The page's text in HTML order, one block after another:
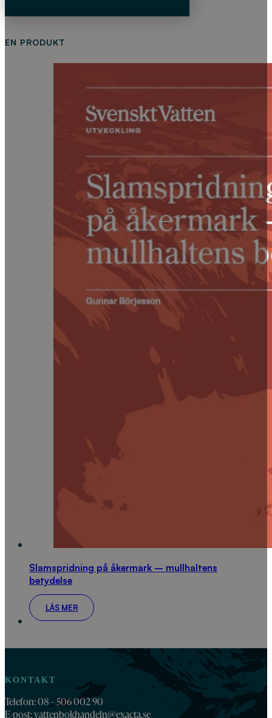
EN PRODUKT
Slamspridning på åkermark – mullhaltens
betydelse
LÄS MER
KONTAKT
Telefon: 08 – 506 002 90
E-post:vattenbokhandeln@exacta.se